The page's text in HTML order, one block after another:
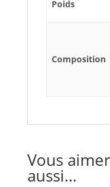
Poids
Composition
Vous
aussi…